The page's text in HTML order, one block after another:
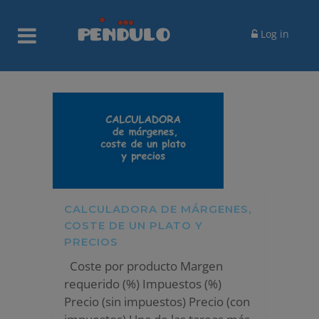
Log in
CALCULADORA DE MÁRGENES,
COSTE DE UN PLATO Y
PRECIOS
Coste por producto Margen
requerido (%) Impuestos (%)
Precio (sin impuestos) Precio (con